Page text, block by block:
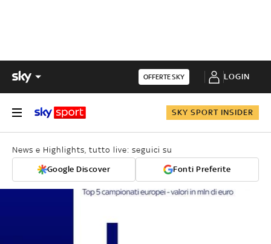
OFFERTE SKY LOGIN
SKY SPORT INSIDER
News e Highlights, tutto live: seguici su
Google Discover Fonti Preferite